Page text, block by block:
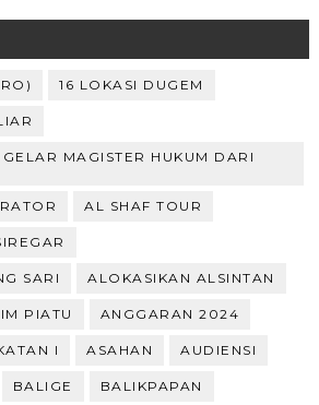
16 LOKASI DUGEM
MAGISTER HUKUM DARI
AL SHAF TOUR
SARI ALOKASIKAN ALSINTAN
PIATU ANGGARAN 2024
I ASAHAN AUDIENSI
BALIGE BALIKPAPAN